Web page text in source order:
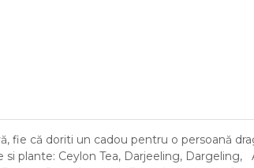
fie că doriti un cadou pentru o persoană
plante: Ceylon Tea, Darjeeling, Dargeling,